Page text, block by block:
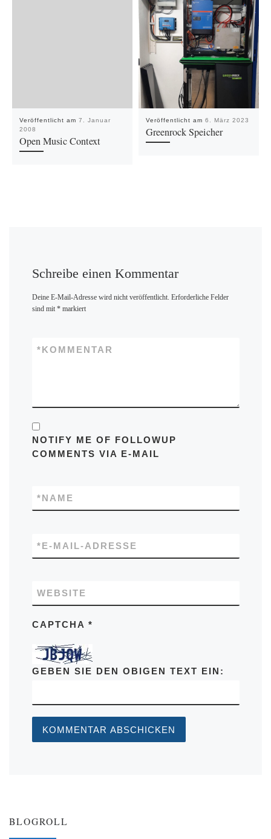
Veröffentlicht am 7. Januar
2008
Open Music Context
Veröffentlicht am 6. März 2023
Greenrock Speicher
Schreibe einen Kommentar
Deine E-Mail-Adresse wird nicht veröffentlicht. Erforderliche Felder
sind mit *markiert
KOMMENTAR
*
NOTIFY ME OF FOLLOWUP
COMMENTS VIA E-MAIL
NAME
*
E-MAIL-ADRESSE
*
WEBSITE
CAPTCHA *
GEBEN SIE DEN OBIGEN TEXT EIN:
BLOGROLL